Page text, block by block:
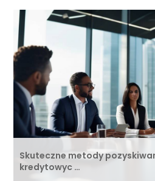
Skuteczne metody
kredytowyc …